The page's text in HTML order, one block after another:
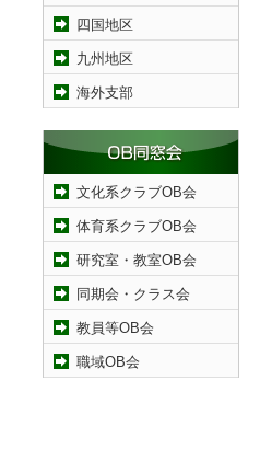
四国地区
九州地区
海外支部
文化系クラブOB会
体育系クラブOB会
研究室・教室OB会
同期会・クラス会
教員等OB会
職域OB会